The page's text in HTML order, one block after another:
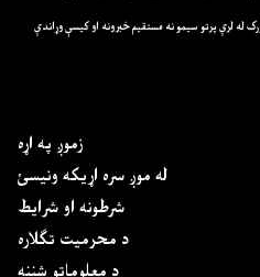
لرې پرتو سيمو نه مستقيم خبرونه او کيسې وړاندې
زموږ په اړه
له موږ سره اړیکه ونیسئ
شرطونه او شرایط
د محرمیت تګلاره